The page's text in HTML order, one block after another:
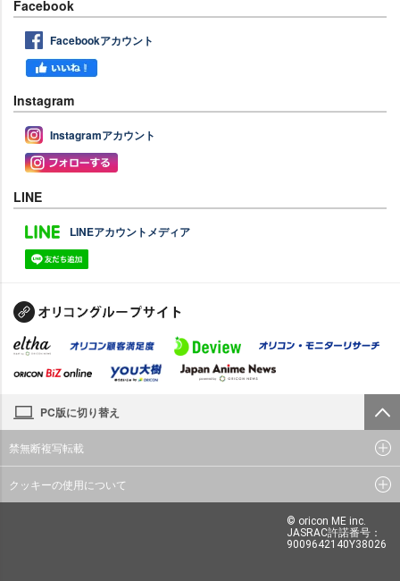
Facebook
Facebookアカウント
Instagram
Instagramアカウント
LINE
LINEアカウントメディア
PC版に切り替え
禁無断複写転載
クッキーの使用について
© oricon ME inc.
JASRAC許諾番号：
9009642140Y38026